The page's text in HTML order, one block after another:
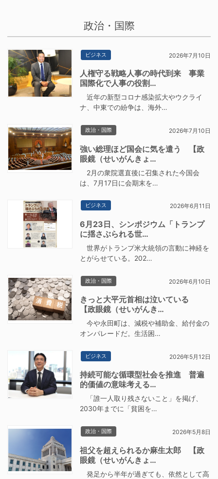
政治・国際
ビジネス 2026年7月10日
人権守る戦略人事の時代到来 事業
国際化で人事の役割…
近年の新型コロナ感染拡大やウクライ
ナ、中東での紛争は、海外…
政治・国際 2026年7月10日
強い総理ほど国会に気を遣う 【政
眼鏡（せいがんきょ…
2月の衆院選直後に召集された今国会
は、7月17日に会期末を…
ビジネス 2026年6月11日
6月23日、シンポジウム「トランプ
に揺さぶられる世…
世界がトランプ米大統領の言動に神経を
とがらせている。202…
政治・国際 2026年6月10日
きっと大平元首相は泣いている
【政眼鏡（せいがんき…
今や永田町は、減税や補助金、給付金の
オンパレードだ。生活困…
ビジネス 2026年5月12日
持続可能な循環型社会を推進 普遍
的価値の意味考える…
「誰一人取り残さないこと」を掲げ、
2030年までに「貧困を…
政治・国際 2026年5月8日
祖父を超えられるか麻生太郎 【政
眼鏡（せいがんきょ…
発足から半年が過ぎても、依然として高